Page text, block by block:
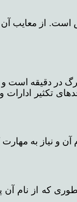
است. از معایب
سوم، دستگاه های کاملا تخصصی و حرفه ای است بنام
تکثیر
و نیاز به مهارت
که از